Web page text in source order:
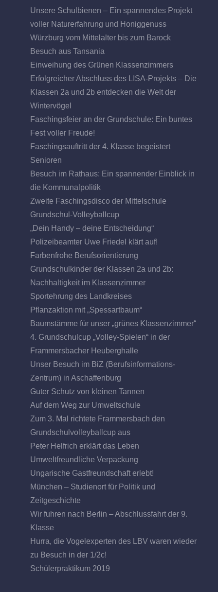
Unsere Schulbienen – Ein spannendes Projekt
voller Naturerfahrung und Honiggenuss
Würzburg vom Mittelalter bis zum Barock
Besuch aus Tansania
Einweihung des Grünen Klassenzimmers
Erfolgreicher Abschluss des LISA-Projekts – Die
Klassen 2a und 2b entdecken die Welt der
Wintervögel
Faschingsfeier an der Grundschule: Ein buntes
Fest voller Freude!
Faschingsauftritt der 4. Klasse begeistert
Senioren
Besuch im Rathaus: Ein spannender Einblick in
die Kommunalpolitik
Zweite Faschingsdisco der Mittelschule
Grundschul-Volleyballcup
„Dein Handy – deine Entscheidung“
Polizeibeamter Uwe Friedel klärt auf!
Farbenfrohe Berufsorientierung
Grundschulkinder der Klassen 2a und 2b:
Nachhaltigkeit im Klassenzimmer
Sportehrung des Landkreises
Pflanzaktion mit „Spessartbaum“
Baumstämme für unser „grünes Klassenzimmer“
4. Grundschulcup „Volley-Spielen“ in der
Frammersbacher Heuberghalle
Unser Besuch im BiZ (Berufsinformations-
Zentrum) in Aschaffenburg
Guter Schutz von kleinen Tannen
Auf dem Weg zur Umweltschule
Zum 3. Mal richtete Frammersbach den
Grundschulvolleyballcup aus
Peter Helfrich erklärt das Leben
Umweltfreundliche Verpackung
Ungarische Gastfreundschaft erlebt!
München – Studienort für Politik und
Zeitgeschichte
Wir fuhren nach Berlin – Abschlussfahrt der 9.
Klasse
Hurra, die Vogelexperten des LBV waren wieder
zu Besuch in der 1/2c!
Schülerpraktikum 2019